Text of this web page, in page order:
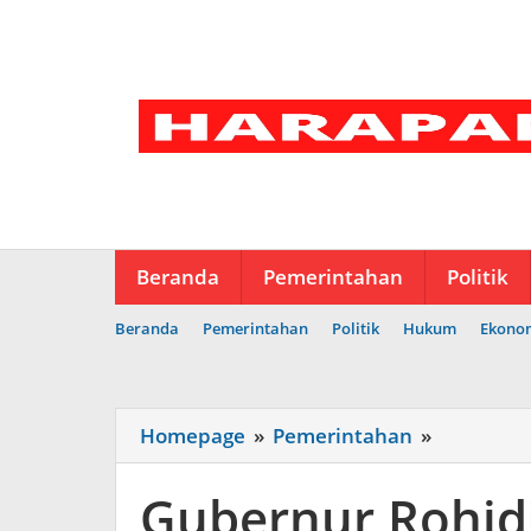
Beranda Pemerintahan Politik
Beranda Pemerintahan Politik Hukum
Homepage » Pemerintahan »
Rohidin
Apresiasi
Klinik
Gubernur